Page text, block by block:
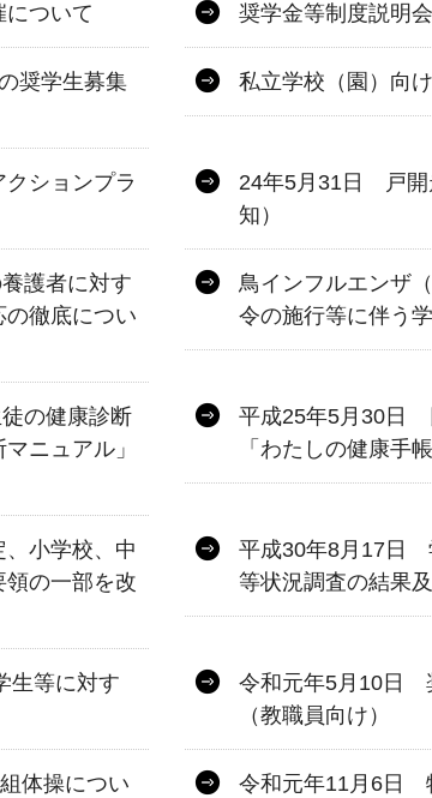
ついて 奨学金等制度説明
奨学生募集
私立学校（園）向
クションプラ
24年5月31日 戸開
知）
護者に対す
徹底につい
鳥インフルエンザ
令の施行等に伴う
の健康診断
ニュアル」
平成25年5月30日
「わたしの健康手
小学校、中
の一部を改
平成30年8月17日
等状況調査の結果
生等に対す
令和元年5月10日
（教職員向け）
体操につい
令和元年11月6日